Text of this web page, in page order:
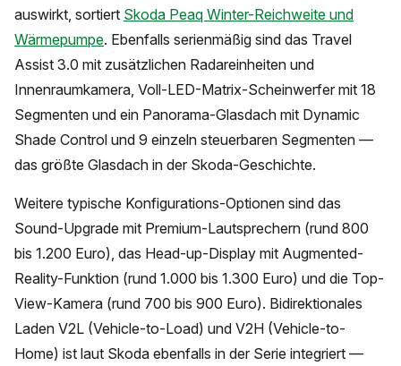
auswirkt, sortiert Skoda Peaq Winter-Reichweite und
Wärmepumpe. Ebenfalls serienmäßig sind das Travel
Assist 3.0 mit zusätzlichen Radareinheiten und
Innenraumkamera, Voll-LED-Matrix-Scheinwerfer mit 18
Segmenten und ein Panorama-Glasdach mit Dynamic
Shade Control und 9 einzeln steuerbaren Segmenten —
das größte Glasdach in der Skoda-Geschichte.
Weitere typische Konfigurations-Optionen sind das
Sound-Upgrade mit Premium-Lautsprechern (rund 800
bis 1.200 Euro), das Head-up-Display mit Augmented-
Reality-Funktion (rund 1.000 bis 1.300 Euro) und die Top-
View-Kamera (rund 700 bis 900 Euro). Bidirektionales
Laden V2L (Vehicle-to-Load) und V2H (Vehicle-to-
Home) ist laut Skoda ebenfalls in der Serie integriert —